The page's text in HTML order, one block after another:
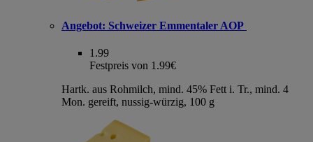
Angebot: Schweizer Emmentaler AOP
1.99
Festpreis von 1.99€
Hartk. aus Rohmilch, mind. 45% Fett i. Tr., mind. 4
Mon. gereift, nussig-würzig, 100 g